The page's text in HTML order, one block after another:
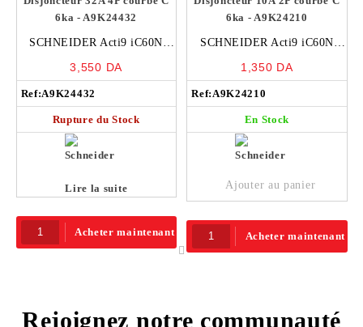
SCHNEIDER Acti9 iC60N
6ka – A9K24432
3,550 DA
Ref:A9K24432
Rupture du Stock
Lire la suite
Acheter maintenant
SCHNEIDER Acti9 iC60N
6ka – A9K24210
1,350 DA
Ref: A9K24210
En Stock
Ajouter au panier
Acheter maintenant
Rejoignez notre communauté